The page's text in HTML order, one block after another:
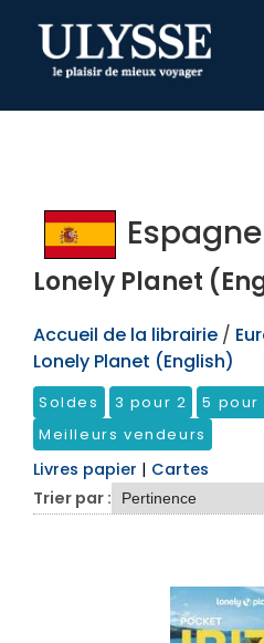
TEST
Espagne
Lonely Planet
Accueil de la librairie /
Lonely Planet (English)
Soldes 3 pour 2
5 pour
Meilleurs vendeurs
Livres papier | Cartes
Trier par :